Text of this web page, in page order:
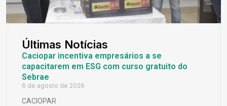
Últimas Notícias
Caciopar incentiva empresários a se
capacitarem em ESG com curso gratuito do
Sebrae
6 de agosto de 2026
CACIOPAR